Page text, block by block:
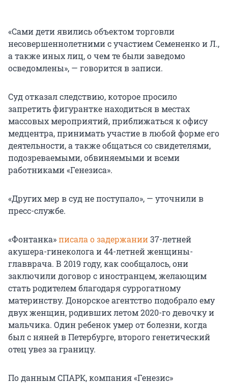
«Сами дети явились объектом торговли
несовершеннолетними с участием Семененко и Л.,
а также иных лиц, о чем те были заведомо
осведомлены», — говорится в записи.
Суд отказал следствию, которое просило
запретить фигурантке находиться в местах
массовых мероприятий, приближаться к офису
медцентра, принимать участие в любой форме его
деятельности, а также общаться со свидетелями,
подозреваемыми, обвиняемыми и всеми
работниками «Генезиса».
«Других мер в суд не поступало», — уточнили в
пресс-службе.
«Фонтанка»писала о задержании37-летней
акушера-гинеколога и 44-летней женщины-
главврача. В 2019 году, как сообщалось, они
заключили договор с иностранцем, желающим
стать родителем благодаря суррогатному
материнству. Донорское агентство подобрало ему
двух женщин, родивших летом 2020-го девочку и
мальчика. Один ребенок умер от болезни, когда
был с няней в Петербурге, второго генетический
отец увез за границу.
По данным СПАРК, компания «Генезис»